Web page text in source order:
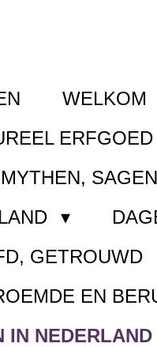
WELKOM
ERFGOED
MYTHEN,
GETROUWD
EN
IN NEDERLAND